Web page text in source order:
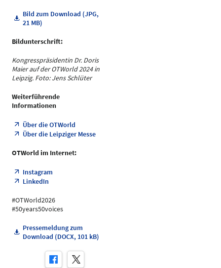
Bild zum Download (JPG,
21 MB)
Bildunterschrift:
Kongresspräsidentin Dr. Doris
Maier auf der OTWorld 2024 in
Leipzig. Foto: Jens Schlüter
Weiterführende
Informationen
Über die OTWorld
Über die Leipziger Messe
OTWorld im Internet:
Instagram
LinkedIn
#OTWorld2026
#50years50voices
Pressemeldung zum
Download (DOCX, 101 kB)